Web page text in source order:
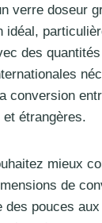
verre doseur
idéal,
des
conversion
étrangères.
mieux
de
des pouces